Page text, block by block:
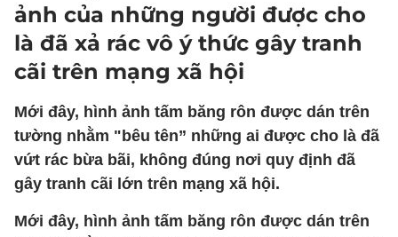
ảnh của những người được cho
là đã xả rác vô ý thức gây tranh
cãi trên mạng xã hội
Mới đây, hình ảnh tấm băng rôn được dán trên
tường nhằm "bêu tên” những ai được cho là đã
vứt rác bừa bãi, không đúng nơi quy định đã
gây tranh cãi lớn trên mạng xã hội.
Mới đây, hình ảnh tấm băng rôn được dán trên